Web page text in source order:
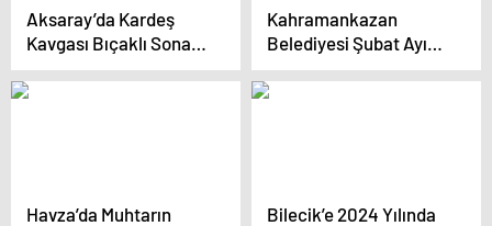
Aksaray’da Kardeş
Kavgası Bıçaklı Sona
Erdi
Kahramankazan
Belediyesi Şubat Ayı
olağan meclis
toplantısı yapıldı
Havza’da Muhtarın
Bilecik’e 2024 Yılında